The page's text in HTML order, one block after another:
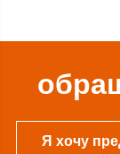
Я хочу